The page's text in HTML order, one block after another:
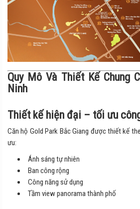
Quy Mô Và Thiết Kế Chung
Ninh
Thiết kế hiện đại – tối ưu
Căn hộ Gold Park Bắc Giang được thiết kế
ưu:
Ánh sáng tự nhiên
Ban công rộng
Công năng sử dụng
Tầm view panorama thành phố